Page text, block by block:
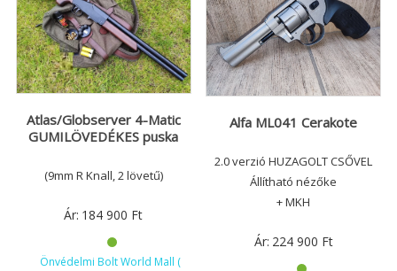
Atlas/Globserver 4-Matic
GUMILÖVEDÉKES puska
(9mm R Knall, 2 lövetű)
Ár: 184 900 Ft
Önvédelmi Bolt World Mall (
Alfa ML041 Cerakote
2.0 verzió HUZAGOLT CSŐVEL
Állítható nézőke
+ MKH
Ár: 224 900 Ft